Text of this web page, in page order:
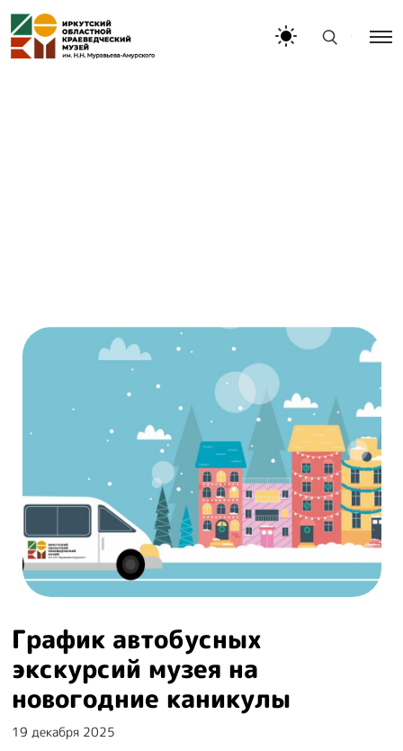
График автобусных
экскурсий музея на
новогодние каникулы
19 декабря 2025